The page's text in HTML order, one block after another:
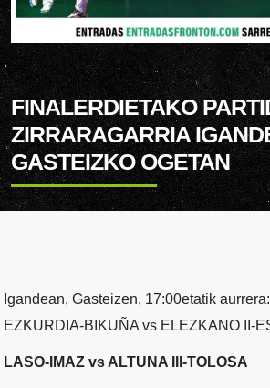
FINALERDIETAKO
ZIRRARAGARRIA
GASTEIZKO OGETAN
Igandean, Gasteizen, 17:00etatik aurrera:
EZKURDIA-BIKUÑA vs ELEZKANO II-
LASO-IMAZ vs ALTUNA III-TOLOSA